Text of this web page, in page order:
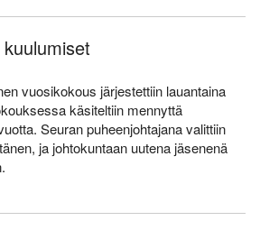
vuosikokous järjestettiin lauantaina
käsiteltiin mennyttä
Seuran puheenjohtajana valittiin
ja johtokuntaan uutena jäsenenä